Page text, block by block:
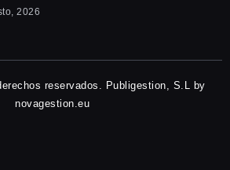
2026
reservados. Publigestion, S.L by
novagestion.eu